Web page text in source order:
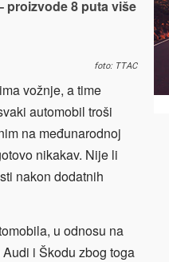
proizvode 8 puta više
foto: TTAC
vožnje, a time
automobil troši
na međunarodnoj
nikakav. Nije li
nakon dodatnih
u odnosu na
i Škodu zbog toga